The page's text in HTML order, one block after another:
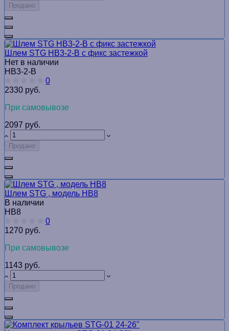
Продано
Шлем STG HB3-2-B с фикс застежкой
Нет в наличии
HB3-2-B
0
2330 руб.
При самовывозе
2097 руб.
Продано
Шлем STG , модель HB8
В наличии
HB8
0
1270 руб.
При самовывозе
1143 руб.
Продано